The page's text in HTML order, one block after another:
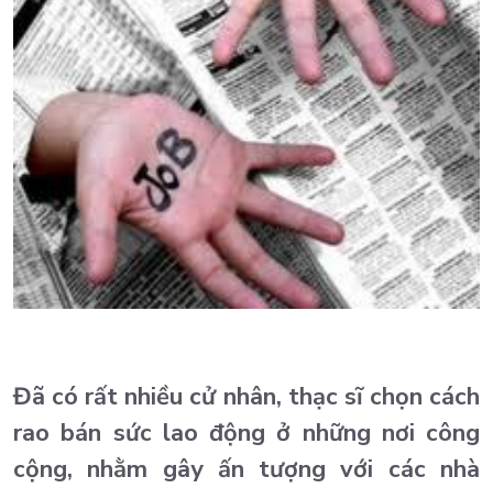
Đã có rất nhiều cử nhân, thạc sĩ chọn cách
rao bán sức lao động ở những nơi công
cộng, nhằm gây ấn tượng với các nhà